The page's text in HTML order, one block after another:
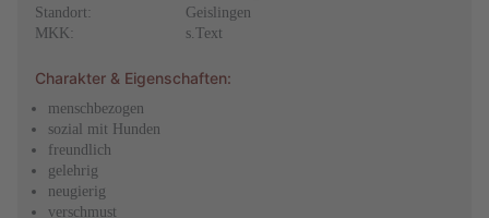
Standort:
Geislingen
MKK:
s.Text
Charakter & Eigenschaften:
menschbezogen
sozial mit Hunden
freundlich
gelehrig
neugierig
verschmust